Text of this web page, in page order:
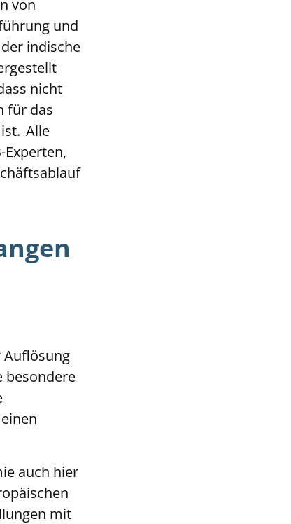
von
und
indische
nicht
für das
Alle
besondere
auch hier
mit